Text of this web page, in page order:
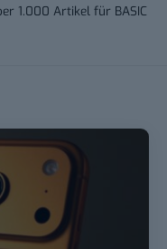
1.000 Artikel für BASIC